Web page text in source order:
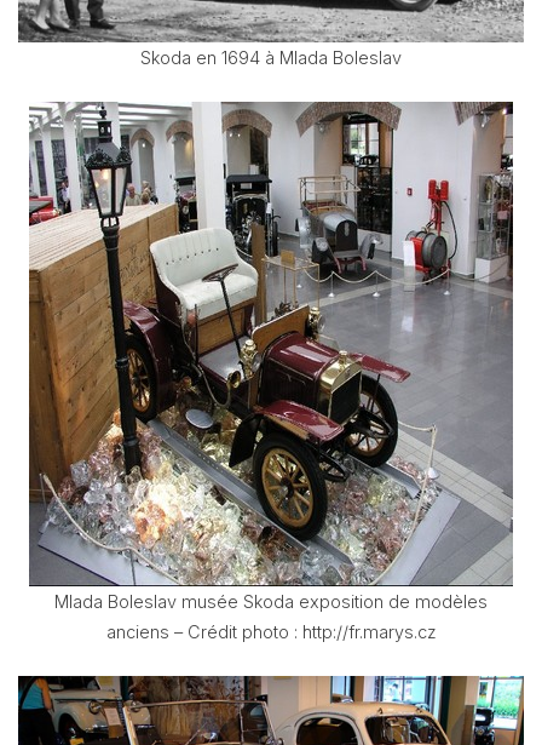
Skoda en 1694 à Mlada Boleslav
Mlada Boleslav musée Skoda exposition de modèles
anciens – Crédit photo : http://fr.marys.cz